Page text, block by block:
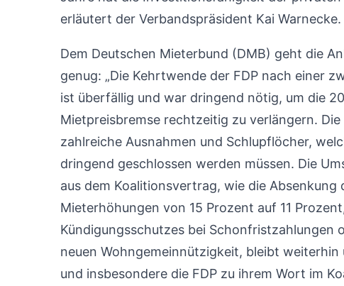
erläutert der Verbandspräsident Kai Warnecke.
Dem Deutschen Mieterbund (DMB) geht die
genug: „Die Kehrtwende der FDP nach einer
ist überfällig und war dringend nötig, um die
Mietpreisbremse rechtzeitig zu verlängern.
zahlreiche Ausnahmen und Schlupflöcher,
dringend geschlossen werden müssen. Die
aus dem Koalitionsvertrag, wie die Absenkung
Mieterhöhungen von 15 Prozent auf 11
Kündigungsschutzes bei Schonfristzahlungen
neuen Wohngemeinnützigkeit, bleibt weiterhin
und insbesondere die FDP zu ihrem Wort im